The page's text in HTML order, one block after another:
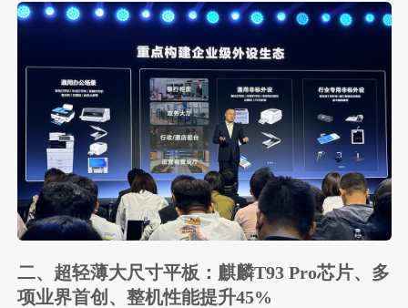
二、超轻薄大尺寸平板：麒麟T93 Pro芯片、多
项业界首创、整机性能提升45%